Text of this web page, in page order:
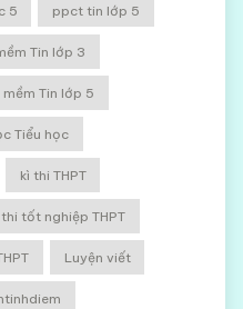
5 ppct tin lớp 5
Tin lớp 3
mềm Tin lớp 5
Tiểu học
kì thi THPT
tốt nghiệp THPT
Luyện viết